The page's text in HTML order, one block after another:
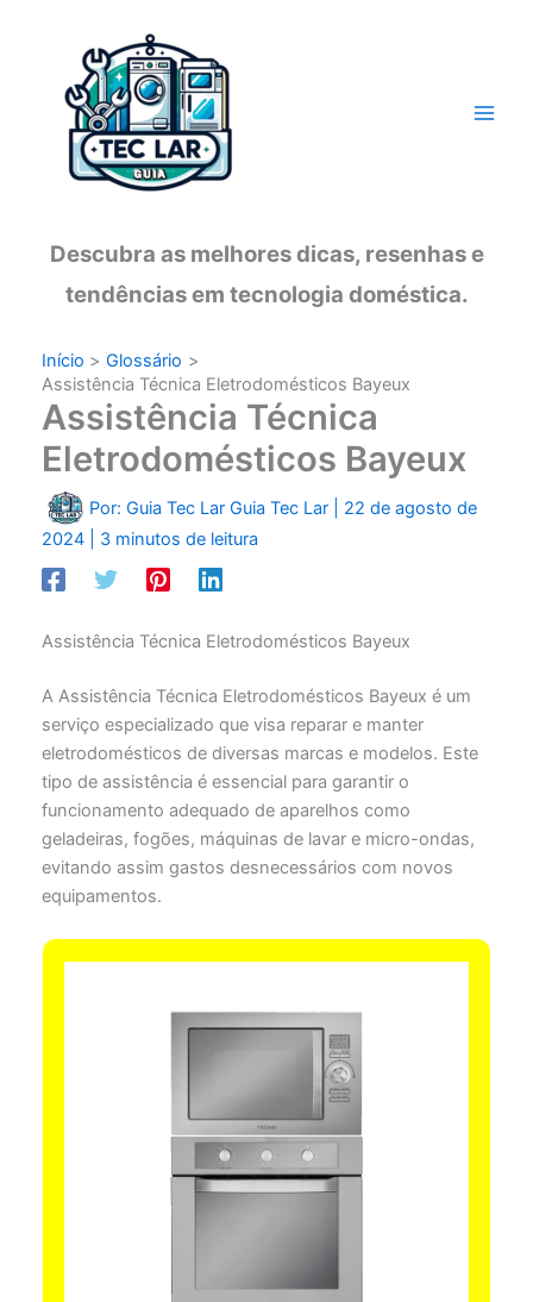
conteúdo
Descubra as melhores dicas, resenhas e
tendências em tecnologia doméstica.
Início
Glossário
Assistência Técnica Eletrodomésticos Bayeux
Assistência Técnica
Eletrodomésticos Bayeux
Por: Guia Tec Lar Guia Tec Lar
22 de agosto de
2024
3 minutos de leitura
Assistência Técnica Eletrodomésticos Bayeux
A Assistência Técnica Eletrodomésticos Bayeux é um
serviço especializado que visa reparar e manter
eletrodomésticos de diversas marcas e modelos. Este
tipo de assistência é essencial para garantir o
funcionamento adequado de aparelhos como
geladeiras, fogões, máquinas de lavar e micro-ondas,
evitando assim gastos desnecessários com novos
equipamentos.